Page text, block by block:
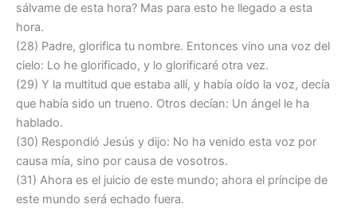
sálvame de esta hora? Mas para esto he llegado a esta
hora.
(28) Padre, glorifica tu nombre. Entonces vino una voz del
cielo: Lo he glorificado, y lo glorificaré otra vez.
(29) Y la multitud que estaba allí, y había oído la voz, decía
que había sido un trueno. Otros decían: Un ángel le ha
hablado.
(30) Respondió Jesús y dijo: No ha venido esta voz por
causa mía, sino por causa de vosotros.
(31) Ahora es el juicio de este mundo; ahora el príncipe de
este mundo será echado fuera.